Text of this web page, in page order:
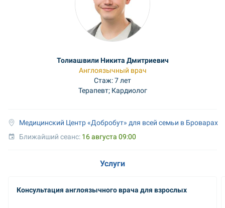
Толиашвили Никита Дмитриевич
Англоязычный врач
Стаж: 7 лет
Терапевт; Кардиолог
Медицинский Центр «Добробут» для всей семьи в Броварах
Ближайший сеанс: 16 августа 09:00
Услуги
Консультация англоязычного врача для взрослых